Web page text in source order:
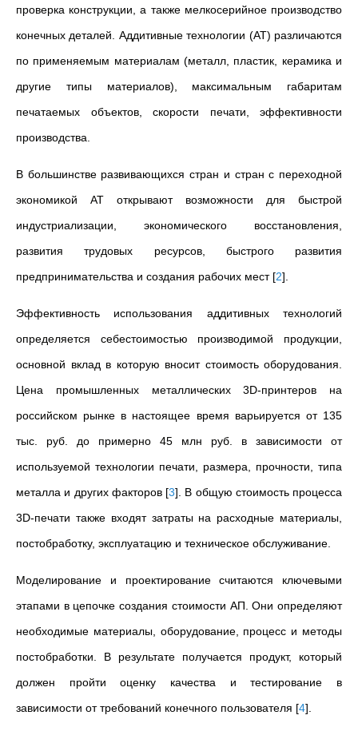
проверка конструкции, а также мелкосерийное производство
конечных деталей. Аддитивные технологии (АТ) различаются
по применяемым материалам (металл, пластик, керамика и
другие типы материалов), максимальным габаритам
печатаемых объектов, скорости печати, эффективности
производства.
В большинстве развивающихся стран и стран с переходной
экономикой АТ открывают возможности для быстрой
индустриализации, экономического восстановления,
развития трудовых ресурсов, быстрого развития
предпринимательства и создания рабочих мест [2]
Эффективность использования аддитивных технологий
определяется себестоимостью производимой продукции,
основной вклад в которую вносит стоимость оборудования.
Цена промышленных металлических 3D-принтеров на
российском рынке в настоящее время варьируется от 135
тыс. руб. до примерно 45 млн руб. в зависимости от
используемой технологии печати, размера, прочности, типа
металла и других факторов [3] . В общую стоимость процесса
3D-печати также входят затраты на расходные материалы,
постобработку, эксплуатацию и техническое обслуживание.
Моделирование и проектирование считаются ключевыми
этапами в цепочке создания стоимости АП. Они определяют
необходимые материалы, оборудование, процесс и методы
постобработки. В результате получается продукт, который
должен пройти оценку качества и тестирование в
зависимости от требований конечного пользователя [4]